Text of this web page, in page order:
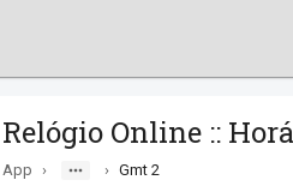
Relógio Online ::
App › › Gmt 2